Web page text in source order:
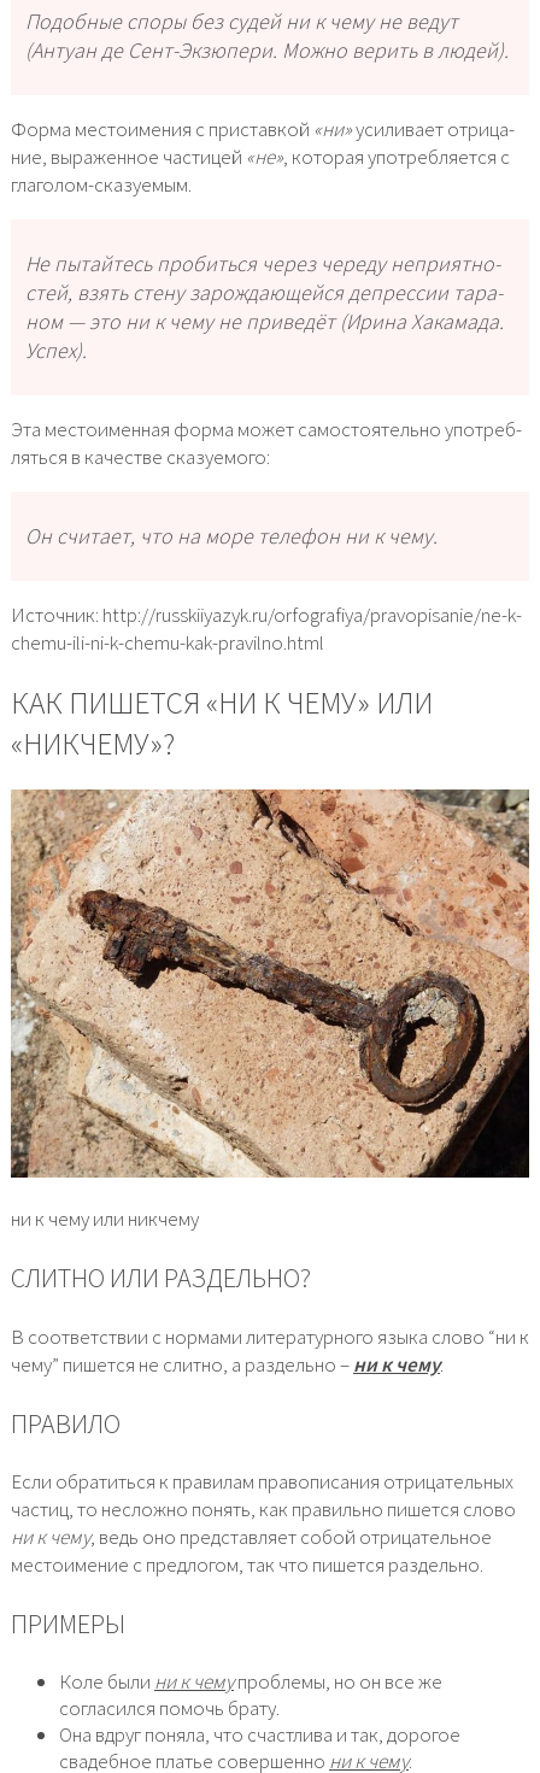
Подобные спо­ры без судей ни к чему не ведут
(Антуан де Сент-Экзюпери. Можно верить в людей).
Форма место­име­ния с при­став­кой «ни»уси­ли­ва­ет отри­ца­
ние, выра­жен­ное части­цей «не», кото­рая упо­треб­ля­ет­ся с
глаголом-сказуемым.
Не пытай­тесь про­бить­ся через чере­ду непри­ят­но­
стей, взять сте­ну зарож­да­ю­щей­ся депрес­сии тара­
ном — это ни к чему не при­ве­дёт (Ирина Хакамада.
Успех).
Эта место­имен­ная фор­ма может само­сто­я­тель­но упо­треб­
лять­ся в каче­стве ска­зу­е­мо­го:
Он счи­та­ет, что на море теле­фон ни к чему.
Источник: http://russkiiyazyk.ru/orfografiya/pravopisanie/ne-k-
chemu-ili-ni-k-chemu-kak-pravilno.html
КАК ПИШЕТСЯ «НИ К ЧЕМУ» ИЛИ
«НИКЧЕМУ»?
ни к чему или никчему
СЛИТНО ИЛИ РАЗДЕЛЬНО?
В соответствии с нормами литературного языка слово “ни к
чему” пишется не слитно, а раздельно –ни к чему.
ПРАВИЛО
Если обратиться к правилам правописания отрицательных
частиц, то несложно понять, как правильно пишется слово
ни к чему, ведь оно представляет собой отрицательное
местоимение с предлогом, так что пишется раздельно.
ПРИМЕРЫ
Коле были ни к чемупроблемы, но он все же
согласился помочь брату.
Она вдруг поняла, что счастлива и так, дорогое
свадебное платье совершенно ни к чему.